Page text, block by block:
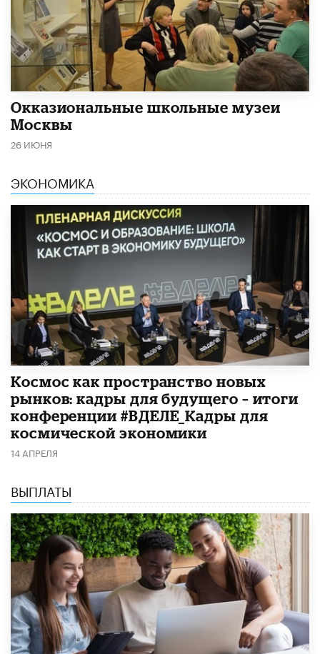
​Окказиональные школьные музеи
Москвы
26 ИЮНЯ
ЭКОНОМИКА
Космос как пространство новых
рынков: кадры для будущего – итоги
конференции #ВДЕЛЕ_Кадры для
космической экономики
14 АПРЕЛЯ
ВЫПЛАТЫ